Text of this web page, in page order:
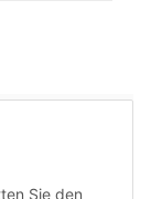
Sie den